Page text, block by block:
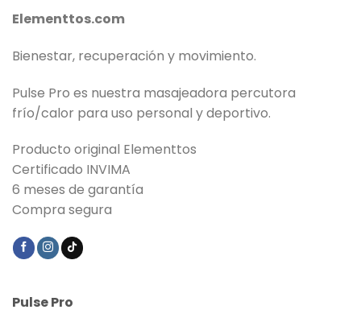
Elementtos.com
Bienestar, recuperación y movimiento.
Pulse Pro es nuestra masajeadora percutora
frío/calor para uso personal y deportivo.
Producto original Elementtos
Certificado INVIMA
6 meses de garantía
Compra segura
Pulse Pro